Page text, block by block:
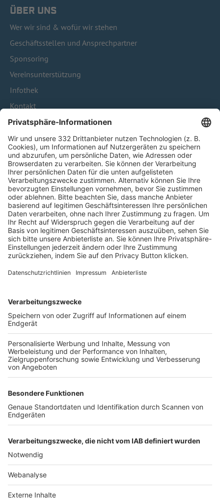
ÜBER UNS
Wer wir sind & wofür wir stehen
Geschäftsstellen und Ansprechpartner
Sponsoring
Vereinsunterstützung
Infothek
Kontakt
HÄUFIG BESUCHTE SEITEN
Pässe und Vereinswechsel
Trainerausbildung
Schulungsangebot Vereinsmitarbeiter
BFV-Geschäftsstellen
Trainerbörse
Login SpielPlus
FOLGE DEM BFV
TOP-VEREINE
TOP-PARTNER
Nutzungsbedingungen Datenschutz Impressum